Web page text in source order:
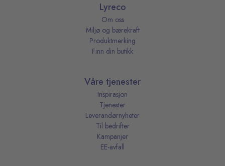
Lyreco
Om oss
Miljø og bærekraft
Produktmerking
Finn din butikk
Våre tjenester
Inspirasjon
Tjenester
Leverandørnyheter
Til bedrifter
Kampanjer
EE-avfall